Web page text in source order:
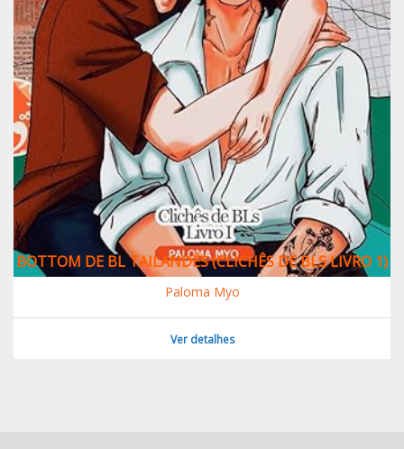
BOTTOM DE BL TAILANDÊS (CLICHÊS DE BLS LIVRO 1)
Paloma Myo
Ver detalhes